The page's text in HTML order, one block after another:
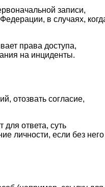
записи,
в случаях,
права доступа,
на инциденты.
отозвать согласие,
ответа, суть
личности, если без него